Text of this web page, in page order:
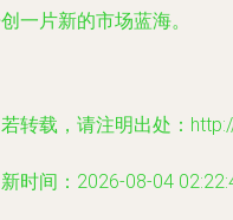
一片新的市场蓝海。
转载，请注明出处：
时间：2026-08-04